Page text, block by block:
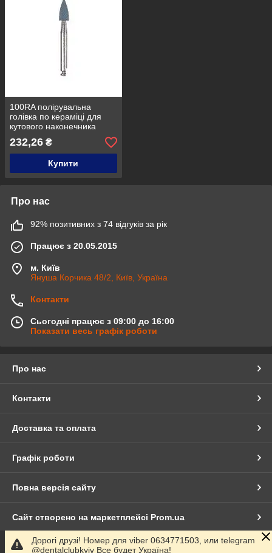
100RA полірувальна
голівка по кераміці для
кутового наконечника
DIACERAM від Diaswiss
(Діасвіс) к. 70
232,26 ₴
Купити
Про нас
92% позитивних з 74 відгуків за рік
Працює з 20.05.2015
м. Київ
Януша Корчика 48/2, Київ, Україна
Контакти
Сьогодні працює з 09:00 до 16:00
Показати весь графік роботи
Про нас
Контакти
Доставка та оплата
Графік роботи
Повна версія сайту
Сайт створено на маркетплейсі Prom.ua
Політика конфіденційності
Дорогі друзі! Номер для viber 0634771503, или telegram
@dentalclubkyiv Все будет Україна!